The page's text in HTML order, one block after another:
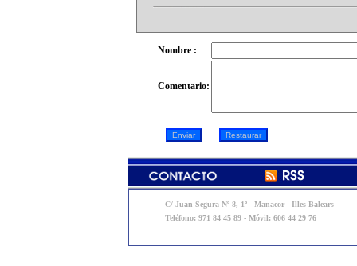
Nombre :
Comentario:
C/ Juan Segura Nº 8, 1º - Manacor - Illes Balears
Teléfono: 971 84 45 89 - Móvil: 606 44 29 76